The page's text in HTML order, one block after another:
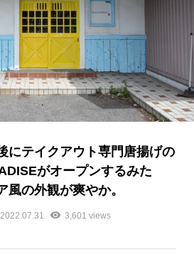
にテイクアウト専門唐揚げの
がオープンするみた
風の外観が爽やか。
3,601 views